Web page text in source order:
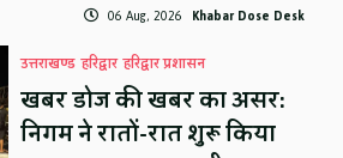
06 Aug, 2026 Khabar Dose Desk
उत्तराखण्ड हरिद्वार हरिद्वार प्रशासन
खबर डोज की खबर का असर:
निगम ने रातों-रात शुरू किया